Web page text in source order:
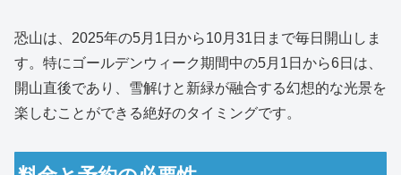
恐山は、2025年の5月1日から10月31日まで毎日開山しま
す。特にゴールデンウィーク期間中の5月1日から6日は、
開山直後であり、雪解けと新緑が融合する幻想的な光景を
楽しむことができる絶好のタイミングです。